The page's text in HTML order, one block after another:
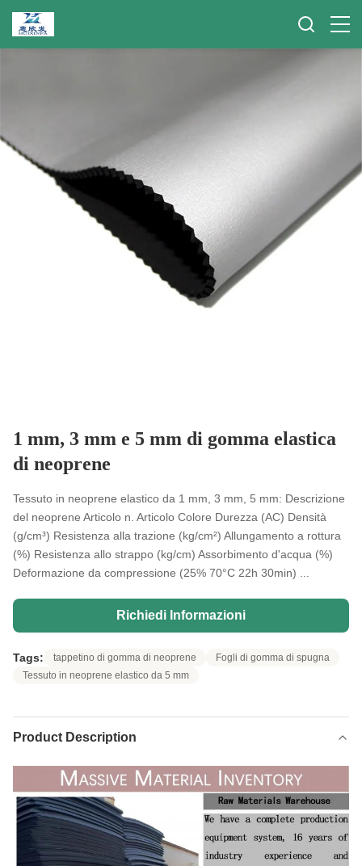
1 mm, 3 mm e 5 mm di gomma elastica
di neoprene
Tessuto in neoprene elastico da 1 mm, 3 mm, 5 mm: Descrizione
del neoprene Articolo n. Articolo Colore Durezza (AC) Densità
(g/cm³) Resistenza alla trazione (kg/cm²) Allungamento a rottura
(%) Resistenza allo strappo (kg/cm) Assorbimento d'acqua (%)
Deformazione da compressione (25% 70°C 22h 30min) ...
Richiedi Informazioni
Tags: tappetino di gomma di neoprene
Fogli di gomma di spugna
Tessuto in neoprene elastico da 5 mm
Product Description